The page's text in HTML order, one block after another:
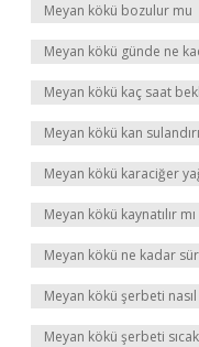
Meyan kökü bozulur mu
Meyan kökü günde ne
Meyan kökü kaç saat
Meyan kökü kan
Meyan kökü karaciğer
Meyan kökü kaynatılır mı
Meyan kökü ne kadar
Meyan kökü şerbeti
Meyan kökü şerbeti